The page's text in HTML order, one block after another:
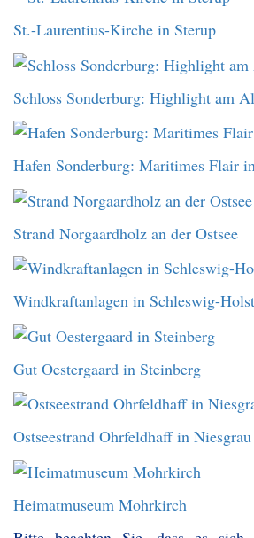
St.-Laurentius-Kirche in Sterup
Schloss Sonderburg: Highlight am
Hafen Sonderburg: Maritimes Flair
Strand Norgaardholz an der Ostsee
Windkraftanlagen in Schleswig-
Gut Oestergaard in Steinberg
Ostseestrand Ohrfeldhaff in Niesgrau
Heimatmuseum Mohrkirch